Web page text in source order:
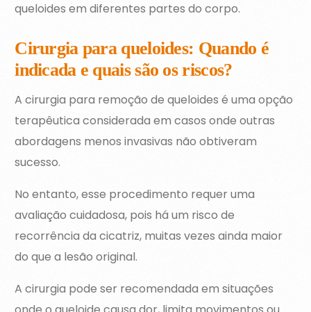
queloides em diferentes partes do corpo.
Cirurgia para queloides: Quando é
indicada e quais são os riscos?
A cirurgia para remoção de queloides é uma opção
terapêutica considerada em casos onde outras
abordagens menos invasivas não obtiveram
sucesso.
No entanto, esse procedimento requer uma
avaliação cuidadosa, pois há um risco de
recorrência da cicatriz, muitas vezes ainda maior
do que a lesão original.
A cirurgia pode ser recomendada em situações